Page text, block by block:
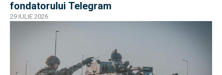
fondatorului Telegram
29 IULIE 2026